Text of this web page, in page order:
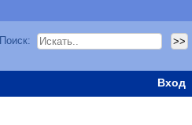
Поиск:
Вход